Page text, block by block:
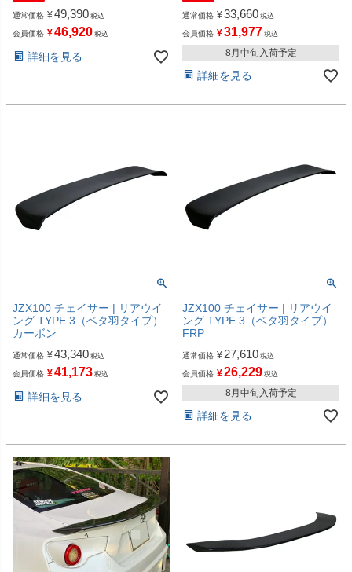
通常価格 ¥49,390 税込
会員価格 ¥46,920 税込
詳細を見る
通常価格 ¥33,660 税込
会員価格 ¥31,977 税込
8月中旬入荷予定
詳細を見る
JZX100 チェイサー | リアウイ
ング TYPE.3（ベタ羽タイプ）
カーボン
通常価格 ¥43,340 税込
会員価格 ¥41,173 税込
詳細を見る
JZX100 チェイサー | リアウイ
ング TYPE.3（ベタ羽タイプ）
FRP
通常価格 ¥ 27,610 税込
会員価格 ¥26,229 税込
8月中旬入荷予定
詳細を見る